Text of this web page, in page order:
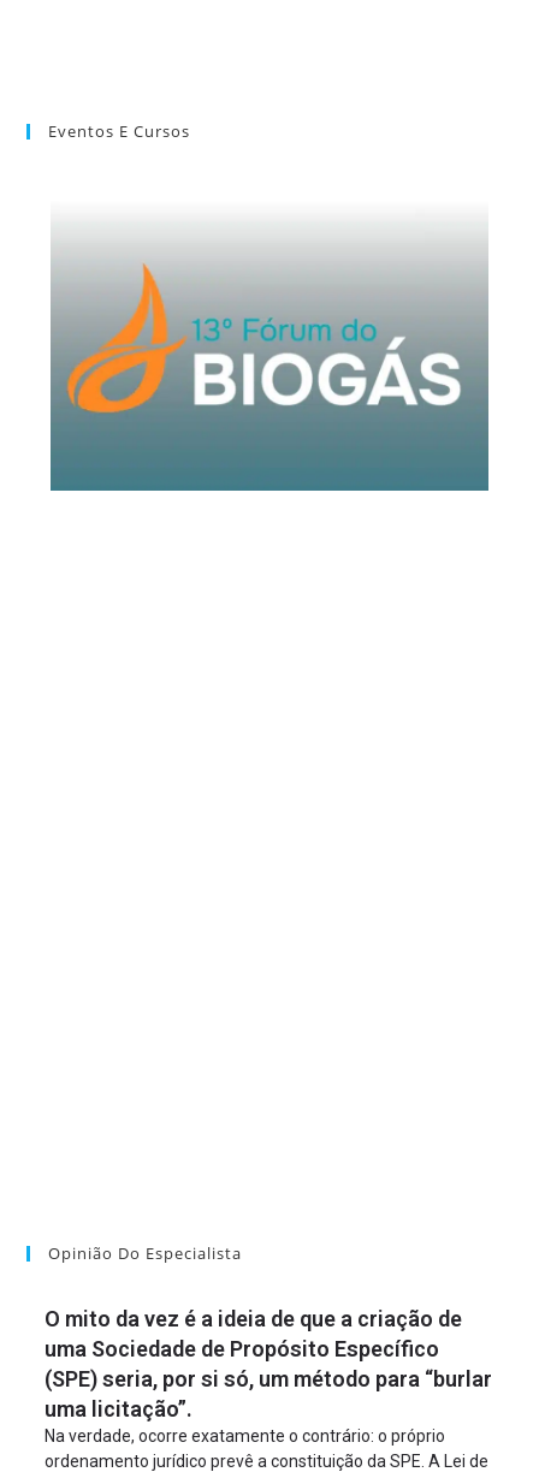
Eventos E Cursos
Opinião Do Especialista
O mito da vez é a ideia de que a criação de
uma Sociedade de Propósito Específico
(SPE) seria, por si só, um método para “burlar
uma licitação”.
Na verdade, ocorre exatamente o contrário: o próprio
ordenamento jurídico prevê a constituição da SPE. A Lei de